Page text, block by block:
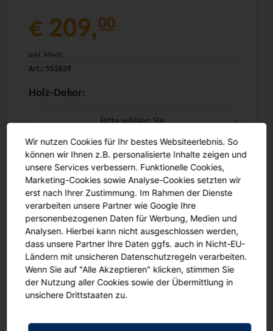
€ 209,00
inkl. MwSt.
Art.: 552639
Holz-Dekor:
Bitte wählen Sie
Dienstleistung:
Bitte wählen Sie
Menge:
- +
In den Warenkorb
Wir nutzen Cookies für Ihr bestes Websiteerlebnis. So
können wir Ihnen z.B. personalisierte Inhalte zeigen und
unsere Services verbessern. Funktionelle Cookies,
Marketing-Cookies sowie Analyse-Cookies setzten wir
erst nach Ihrer Zustimmung. Im Rahmen der Dienste
verarbeiten unsere Partner wie Google Ihre
personenbezogenen Daten für Werbung, Medien und
Analysen. Hierbei kann nicht ausgeschlossen werden,
dass unsere Partner Ihre Daten ggfs. auch in Nicht-EU-
Ländern mit unsicheren Datenschutzregeln verarbeiten.
Wenn Sie auf "Alle Akzeptieren" klicken, stimmen Sie
der Nutzung aller Cookies sowie der Übermittlung in
unsichere Drittstaaten zu.